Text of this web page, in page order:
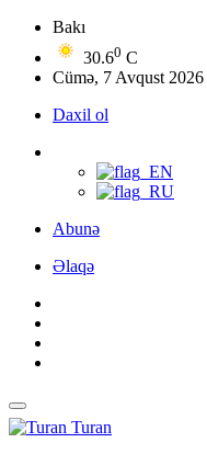
Bakı
30.60 C
Cümə, 7 Avqust 2026
Daxil ol
Abunə
Əlaqə
Turan